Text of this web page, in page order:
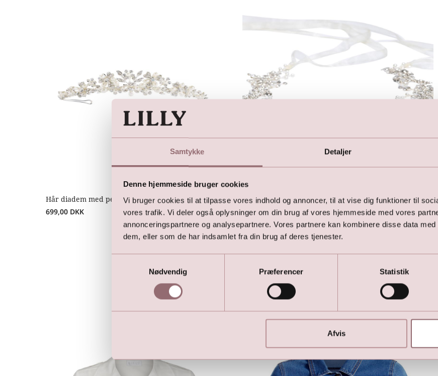
Samtykke Detaljer
Denne hjemmeside bruger cookies
Vi bruger cookies til at tilpasse vores indhold og annoncer, til at vise dig funktioner til
vores trafik. Vi deler også oplysninger om din brug af vores hjemmeside med vores
annonceringspartnere og analysepartnere. Vores partnere kan kombinere disse data
dem, eller som de har indsamlet fra din brug af deres tjenester.
Nødvendig
Præferencer Statistik
Afvis
Hår diadem med perler
699,00 DKK
Hårbånd med satin bindebånd
699,00 DKK
Her er favoritterne